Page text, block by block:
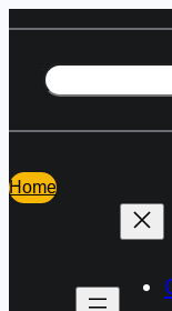
содержимому
Поиск
Home